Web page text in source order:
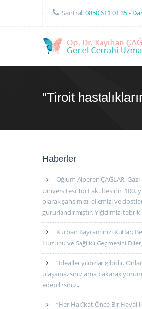
Santral:0850 611 01 35-
"Tiroit
Haberler
Oğlum Alperen ÇAĞLAR, Gazi
Üniversitesi Tıp Fakültesinin 100.
olarak şahsımızı, ailemizi ve
gururlandırmıştır. Yiğidimizi tebrik
Kurban Bayramınızı Kutlar;
Huzurlu ve Sağlıklı Geçmesini
“İdealler yıldızlar gibidir.
ulaşamazsınız ama bakarak
edebilirsiniz„
“Her Hakîkat Önce Bir Hayal